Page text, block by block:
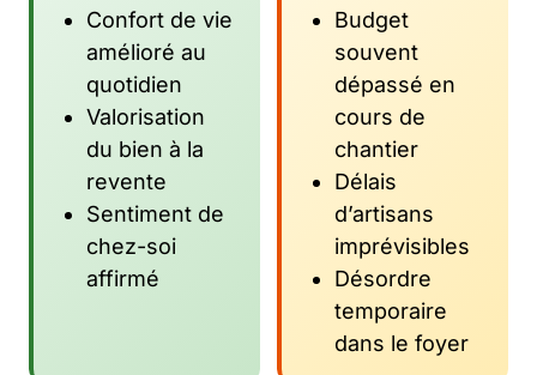
Confort de vie
amélioré au
quotidien
Valorisation
du bien à la
revente
Sentiment de
chez-soi
affirmé
Budget
souvent
dépassé en
cours de
chantier
Délais
d’artisans
imprévisibles
Désordre
temporaire
dans le foyer